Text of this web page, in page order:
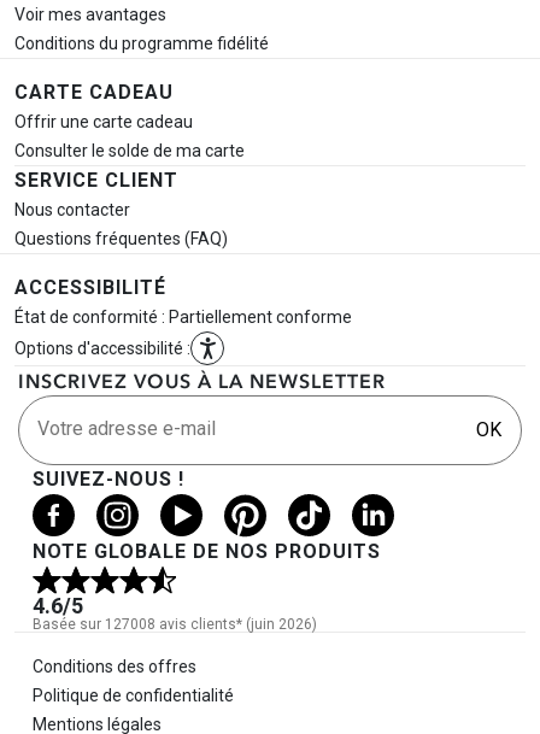
Voir mes avantages
Conditions du programme fidélité
CARTE CADEAU
Offrir une carte cadeau
Consulter le solde de ma carte
SERVICE CLIENT
Nous contacter
Questions fréquentes (FAQ)
ACCESSIBILITÉ
État de conformité : Partiellement conforme
Options d'accessibilité :
INSCRIVEZ VOUS À LA NEWSLETTER
Votre adresse e-mail OK
SUIVEZ-NOUS !
NOTE GLOBALE DE NOS PRODUITS
4.6/5
Basée sur 127008 avis clients* (juin 2026)
Informations légales
Conditions des offres
Politique de confidentialité
Mentions légales